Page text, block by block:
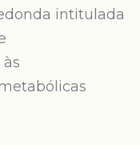
intitulada